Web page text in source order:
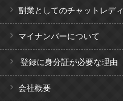
副業としてのチャットレディ
マイナンバーについて
登録に身分証が必要な理由
会社概要